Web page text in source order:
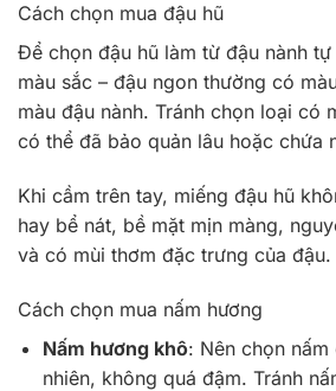
Cách chọn mua đậu hũ
Để chọn đậu hũ làm từ đậu nành
màu sắc – đậu ngon thường có
màu đậu nành. Tránh chọn loại có
có thể đã bảo quản lâu hoặc chứa
Khi cầm trên tay, miếng đậu hũ
hay bể nát, bề mặt mịn màng,
và có mùi thơm đặc trưng của đậu.
Cách chọn mua nấm hương
Nấm hương khô: Nên chọn
nhiên, không quá đậm. Tránh